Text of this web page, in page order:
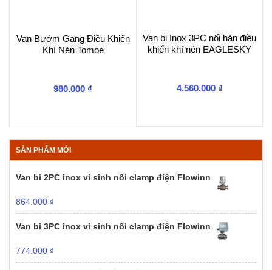
Van Bướm Gang Điều Khiển
Khí Nén Tomoe
980.000 ₫
Van bi Inox 3PC nối hàn điều
khiển khí nén EAGLESKY
4.560.000 ₫
SẢN PHẨM MỚI
Van bi 2PC inox vi sinh nối clamp điện Flowinn
864.000 ₫
Van bi 3PC inox vi sinh nối clamp điện Flowinn
774.000 ₫